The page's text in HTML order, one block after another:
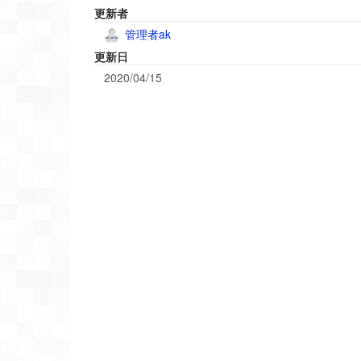
更新者
管理者ak
更新日
2020/04/15